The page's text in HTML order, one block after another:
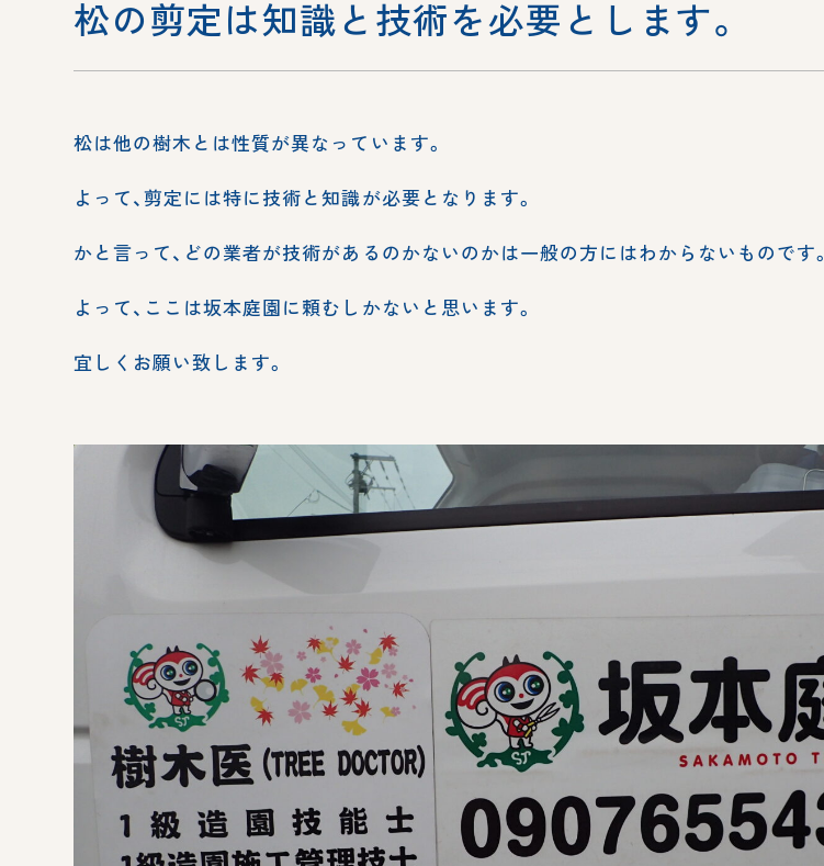
松の剪定は知識と技術を必要とします。
松は他の樹木とは性質が異なっています。
よって、剪定には特に技術と知識が必要となります。
かと言って、どの業者が技術があるのかないのかは一般の方にはわからないものです。
よって、ここは坂本庭園に頼むしかないと思います。
宜しくお願い致します。